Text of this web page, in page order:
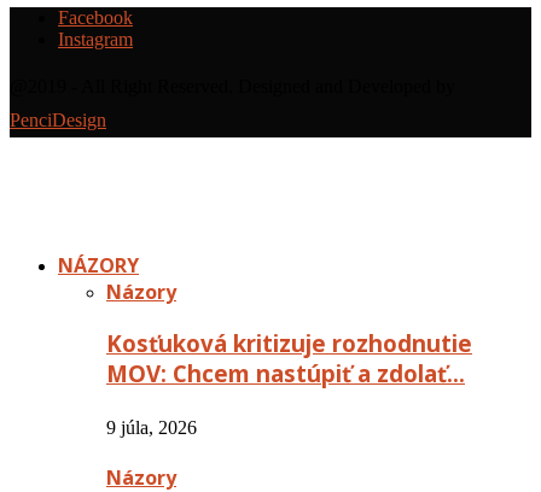
Facebook
Instagram
PenciDesign
NÁZORY
Názory
Kosťuková kritizuje rozhodnutie
MOV: Chcem nastúpiť a zdolať…
9 júla, 2026
Názory